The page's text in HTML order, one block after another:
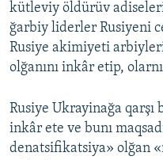
kütleviy öldürüv adiseleri
ğarbiy liderler Rusiyeni
Rusiye akimiyeti
olğanını inkâr etip,
Rusiye Ukrayinağa qarşı
inkâr ete ve bunı
denatsifikatsiya» olğan